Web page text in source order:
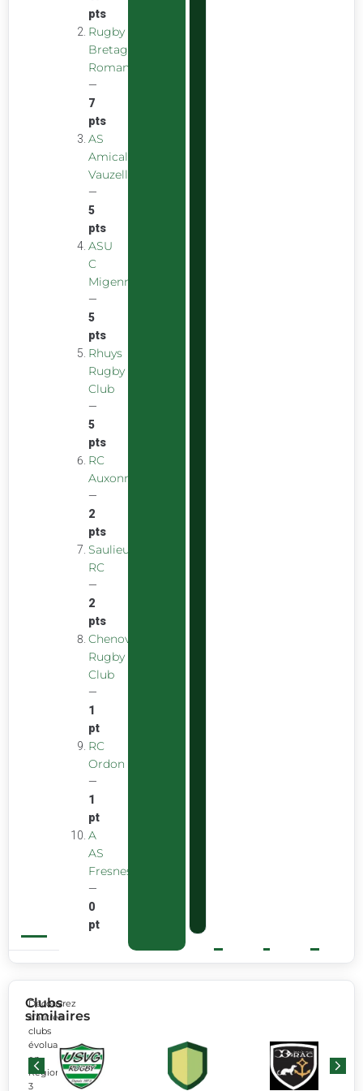
pts
Rugby
Bretagne
Romantique
—
7
pts
AS
Amicale
Vauzelles
—
5
pts
ASU
C
Migennes
—
5
pts
Rhuys
Rugby
Club
—
5
pts
RC
Auxonnais
—
2
pts
Saulieu
RC
—
2
pts
Chenove
Rugby
Club
—
1
pt
RC
Ordon
—
1
pt
A
AS
Fresnes
—
0
pt
Clubs
similaires
Découvrez
d’autres
clubs
évoluant
en
Régionale
3